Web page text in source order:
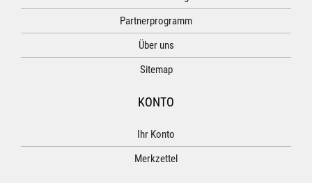
Partnerprogramm
Über uns
Sitemap
KONTO
Ihr Konto
Merkzettel